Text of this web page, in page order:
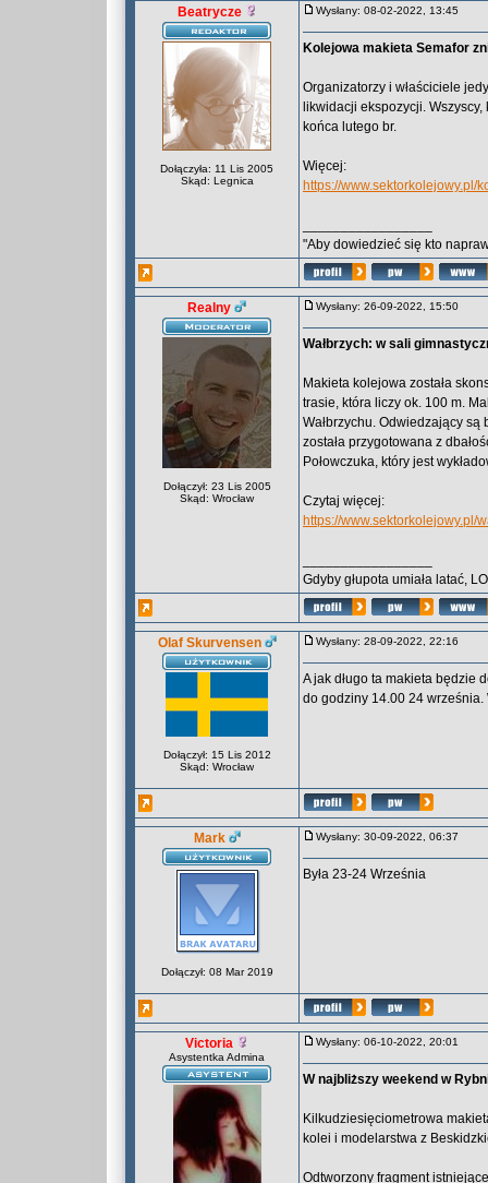
Beatrycze
Dołączyła: 11 Lis 2005
Skąd: Legnica
Wysłany: 08-02-2022, 13:45
Kolejowa makieta Semafor
Organizatorzy i właściciele
likwidacji ekspozycji.
końca lutego br.
Więcej:
https://www.sektorkolejowy.pl/
"Aby dowiedzieć się kto
Realny
Dołączył: 23 Lis 2005
Skąd: Wrocław
Wysłany: 26-09-2022, 15:50
Wałbrzych: w sali
Makieta kolejowa została
trasie, która liczy ok. 100 m.
Wałbrzychu. Odwiedzający
została przygotowana z
Połowczuka, który jest
Czytaj więcej:
https://
Gdyby głupota umiała latać,
Olaf Skurvensen
Dołączył: 15 Lis 2012
Skąd: Wrocław
Wysłany: 28-09-2022, 22:16
A jak długo ta makieta będzie
do godziny 14.00 24 września.
Mark
Dołączył: 08 Mar 2019
Wysłany: 30-09-2022, 06:37
Była 23-24 Września
Victoria
Asystentka Admina
Wysłany: 06-10-2022, 20:01
W najbliższy weekend w
Kilkudziesięciometrowa
kolei i modelarstwa z
Odtworzony fragment